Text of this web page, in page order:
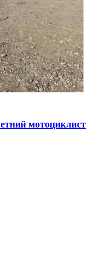
мотоциклист